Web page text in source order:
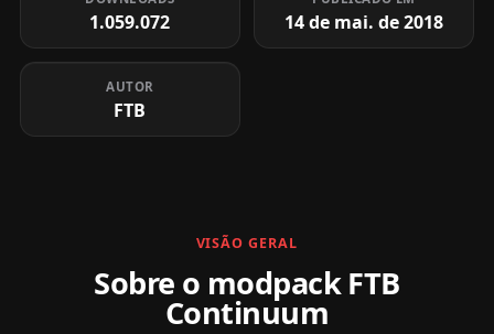
1.059.072 14 de mai. de 2018
AUTOR
FTB
VISÃO GERAL
Sobre o modpack FTB
Continuum